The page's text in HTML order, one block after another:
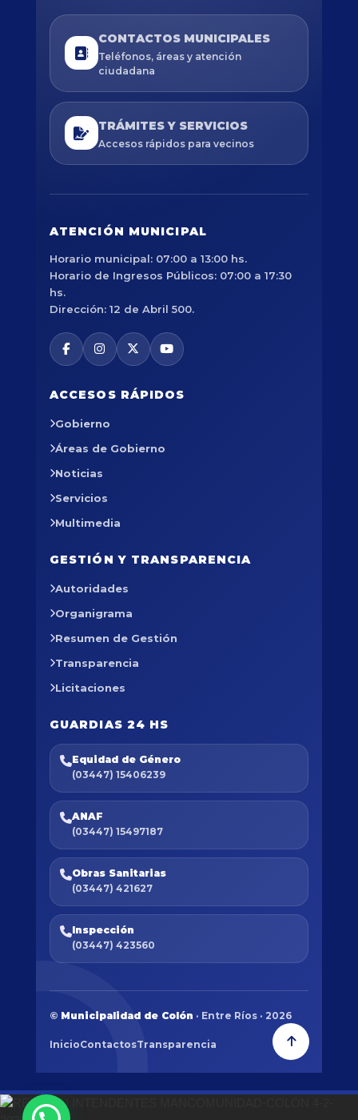
CONTACTOS MUNICIPALES
Teléfonos, áreas y atención
ciudadana
TRÁMITES Y SERVICIOS
Accesos rápidos para vecinos
ATENCIÓN MUNICIPAL
Horario municipal: 07:00 a 13:00 hs.
Horario de Ingresos Públicos: 07:00 a 17:30
hs.
Dirección: 12 de Abril 500.
ACCESOS RÁPIDOS
Gobierno
Áreas de Gobierno
Noticias
Servicios
Multimedia
GESTIÓN Y TRANSPARENCIA
Autoridades
Organigrama
Resumen de Gestión
Transparencia
Licitaciones
GUARDIAS 24 HS
Equidad de Género
(03447) 15406239
ANAF
(03447) 15497187
Obras Sanitarias
(03447) 421627
Inspección
(03447) 423560
© Municipalidad de Colón · Entre Ríos · 2026
InicioContactosTransparencia